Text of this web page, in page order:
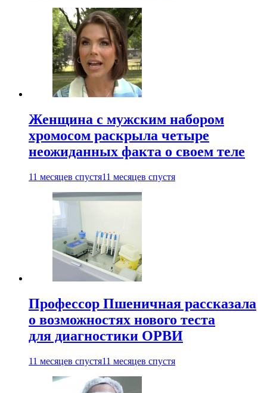
Женщина с мужским набором
хромосом раскрыла четыре
неожиданных факта о своем теле
11 месяцев спустя11 месяцев спустя
Профессор Пшеничная рассказала
о возможностях нового теста
для диагностики ОРВИ
11 месяцев спустя11 месяцев спустя